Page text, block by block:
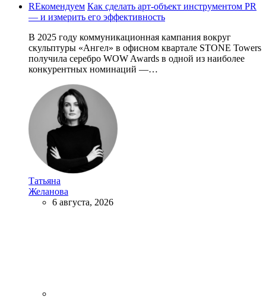
REкомендуем Как сделать арт-объект инструментом PR
— и измерить его эффективность
В 2025 году коммуникационная кампания вокруг
скульптуры «Ангел» в офисном квартале STONE Towers
получила серебро WOW Awards в одной из наиболее
конкурентных номинаций —…
Татьяна
Желанова
6 августа, 2026